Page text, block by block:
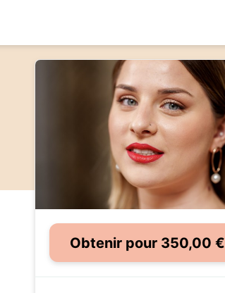
Obtenir pour 350,00 €